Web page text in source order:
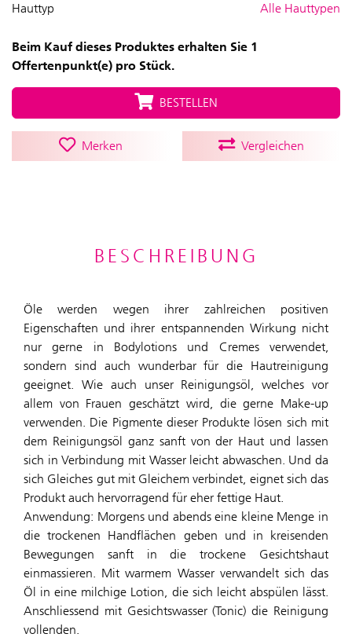
Hauttyp
Alle Hauttypen
Beim Kauf dieses Produktes erhalten Sie 1
Offertenpunkt(e) pro Stück.
BESTELLEN
Merken Vergleichen
BESCHREIBUNG
Öle werden wegen ihrer zahlreichen positiven
Eigenschaften und ihrer entspannenden Wirkung nicht
nur gerne in Bodylotions und Cremes verwendet,
sondern sind auch wunderbar für die Hautreinigung
geeignet. Wie auch unser Reinigungsöl, welches vor
allem von Frauen geschätzt wird, die gerne Make-up
verwenden. Die Pigmente dieser Produkte lösen sich mit
dem Reinigungsöl ganz sanft von der Haut und lassen
sich in Verbindung mit Wasser leicht abwaschen. Und da
sich Gleiches gut mit Gleichem verbindet, eignet sich das
Produkt auch hervorragend für eher fettige Haut.
Anwendung: Morgens und abends eine kleine Menge in
die trockenen Handflächen geben und in kreisenden
Bewegungen sanft in die trockene Gesichtshaut
einmassieren. Mit warmem Wasser verwandelt sich das
Öl in eine milchige Lotion, die sich leicht abspülen lässt.
Anschliessend mit Gesichtswasser (Tonic) die Reinigung
vollenden.